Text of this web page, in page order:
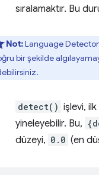
sıralamaktır. Bu
Not:Language
bir şekilde
detect() işlevi,
yineleyebilir. Bu,
düzeyi, 0.0 (en